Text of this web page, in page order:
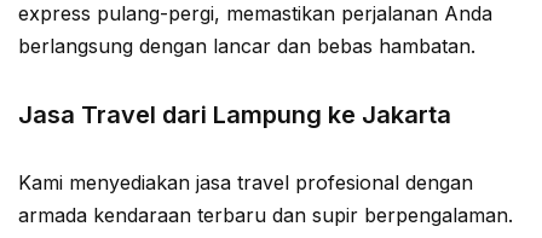
express pulang-pergi, memastikan perjalanan Anda
berlangsung dengan lancar dan bebas hambatan.
Jasa Travel dari Lampung ke Jakarta
Kami menyediakan jasa travel profesional dengan
armada kendaraan terbaru dan supir berpengalaman.